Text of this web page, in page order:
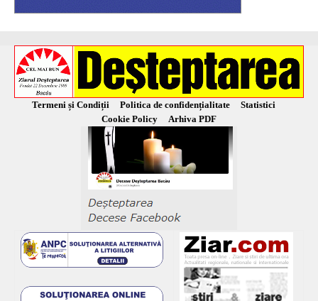
Termeni și Condiții Politica de confidențialitate
Statistici
Cookie Policy
Arhiva PDF